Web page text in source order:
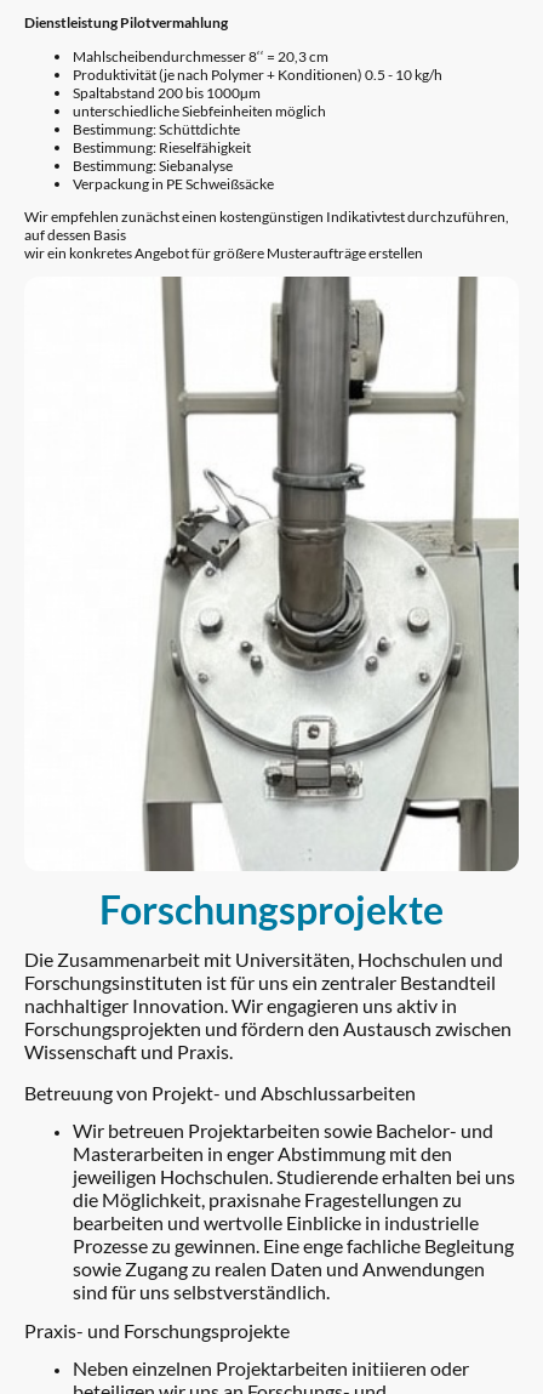
Dienstleistung Pilotvermahlung
Mahlscheibendurchmesser 8‘‘ = 20,3 cm
Produktivität (je nach Polymer + Konditionen) 0.5 - 10 kg/h
Spaltabstand 200 bis 1000µm
unterschiedliche Siebfeinheiten möglich
Bestimmung: Schüttdichte
Bestimmung: Rieselfähigkeit
Bestimmung: Siebanalyse
Verpackung in PE Schweißsäcke
Wir empfehlen zunächst einen kostengünstigen Indikativtest durchzuführen,
auf dessen Basis
wir ein konkretes Angebot für größere Musteraufträge erstellen
Forschungsprojekte
Die Zusammenarbeit mit Universitäten, Hochschulen und
Forschungsinstituten ist für uns ein zentraler Bestandteil
nachhaltiger Innovation. Wir engagieren uns aktiv in
Forschungsprojekten und fördern den Austausch zwischen
Wissenschaft und Praxis.
Betreuung von Projekt- und Abschlussarbeiten
Wir betreuen Projektarbeiten sowie Bachelor- und
Masterarbeiten in enger Abstimmung mit den
jeweiligen Hochschulen. Studierende erhalten bei uns
die Möglichkeit, praxisnahe Fragestellungen zu
bearbeiten und wertvolle Einblicke in industrielle
Prozesse zu gewinnen. Eine enge fachliche Begleitung
sowie Zugang zu realen Daten und Anwendungen
sind für uns selbstverständlich.
Praxis- und Forschungsprojekte
Neben einzelnen Projektarbeiten initiieren oder